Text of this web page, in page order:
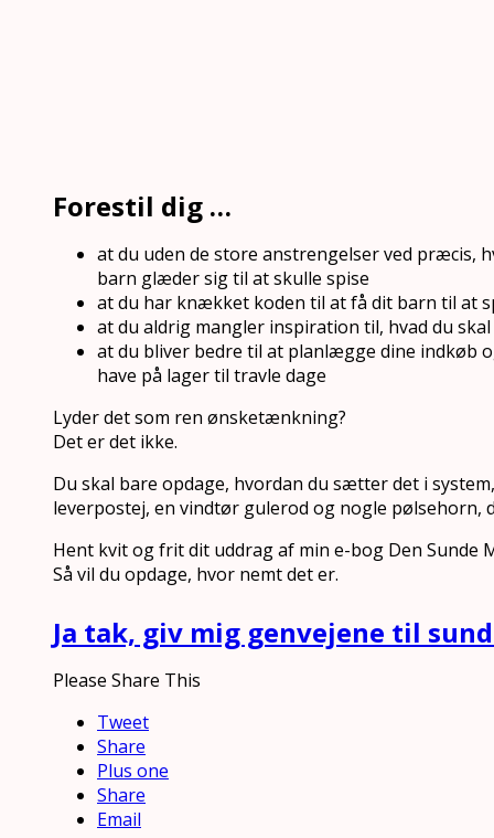
Forestil dig …
at du uden de store anstrengelser ved præcis,
barn glæder sig til at skulle spise
at du har knækket koden til at få dit barn til at
at du aldrig mangler inspiration til, hvad du
at du bliver bedre til at planlægge dine indkøb
have på lager til travle dage
Lyder det som ren ønsketænkning?
Det er det ikke.
Du skal bare opdage, hvordan du sætter det i
leverpostej, en vindtør gulerod og nogle pølsehorn,
Hent kvit og frit dit uddrag af min e-bog Den Sunde
Så vil du opdage, hvor nemt det er.
Ja tak, giv mig genvejene til
Please Share This
Tweet
Share
Plus one
Share
Email